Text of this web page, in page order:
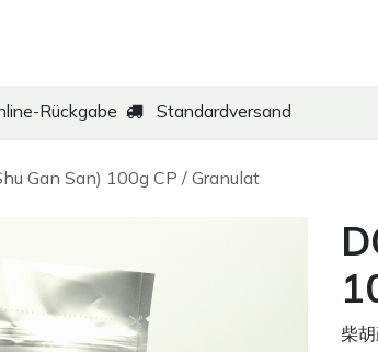
Rückgabe Standardversand
Gan San) 100g CP / Granulat
柴